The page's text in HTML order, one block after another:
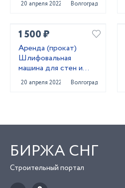
20 апреля 2022 Волгоград
1 500 ₽
Аренда (прокат)
Шлифовальная
машина для стен и
потолков
20 апреля 2022 Волгоград
БИРЖА СНГ
Строительный портал